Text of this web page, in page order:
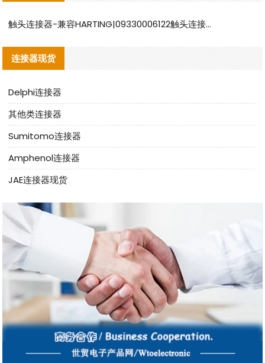
触头连接器-兼容HARTING|09330006122触头连接器替代品说明
连接器现货
Delphi连接器
其他类连接器
Sumitomo连接器
Amphenol连接器
JAE连接器现货